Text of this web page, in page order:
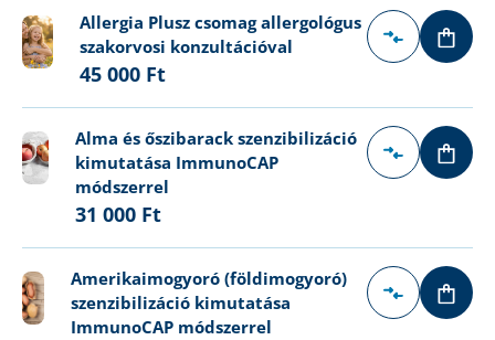
Allergia Plusz csomag allergológus
szakorvosi konzultációval
45 000 Ft
Alma és őszibarack szenzibilizáció
kimutatása ImmunoCAP
módszerrel
31 000 Ft
Amerikaimogyoró (földimogyoró)
szenzibilizáció kimutatása
ImmunoCAP módszerrel